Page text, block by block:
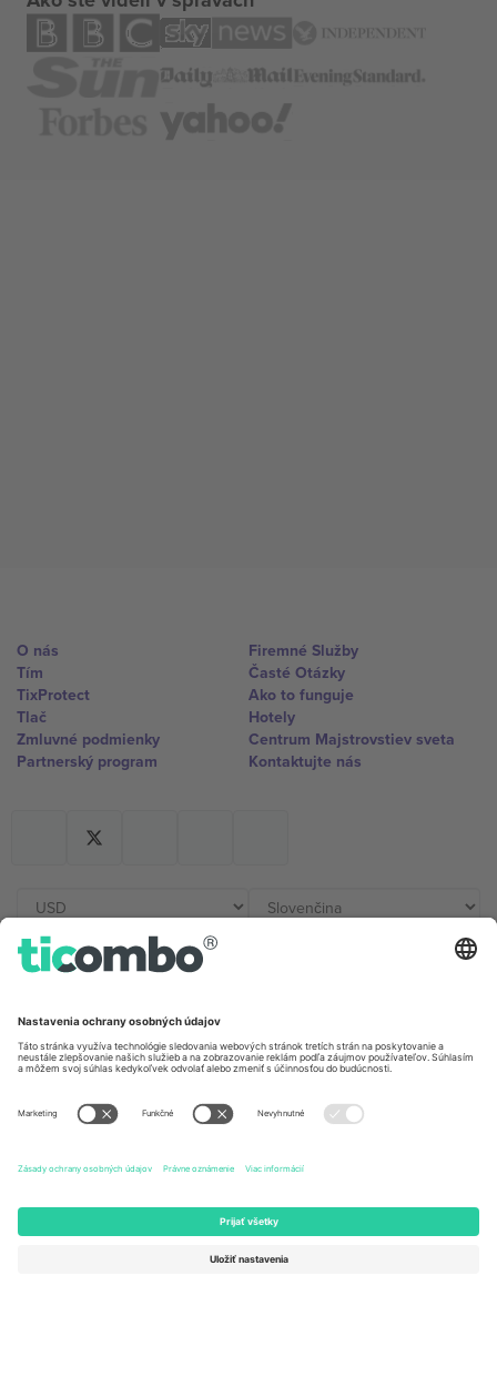
O nás
Tím
TixProtect
Tlač
Zmluvné podmienky
Partnerský program
Firemné Služby
Časté Otázky
Ako to funguje
Hotely
Centrum Majstrovstiev sveta
Kontaktujte nás
Unter den Linden 24, 10117
167 City Road, London, Greater
Kingdom
United States
Newark, Delaware 19713, United
States
Switzerland
Engelberg, Switzerland